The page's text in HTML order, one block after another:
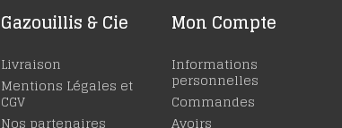
Gazouillis & Cie
Livraison
Mentions Légales et
CGV
Nos partenaires
Mon Compte
Informations
personnelles
Commandes
Avoirs